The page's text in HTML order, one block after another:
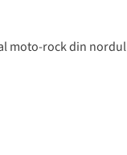
moto-rock din nordul